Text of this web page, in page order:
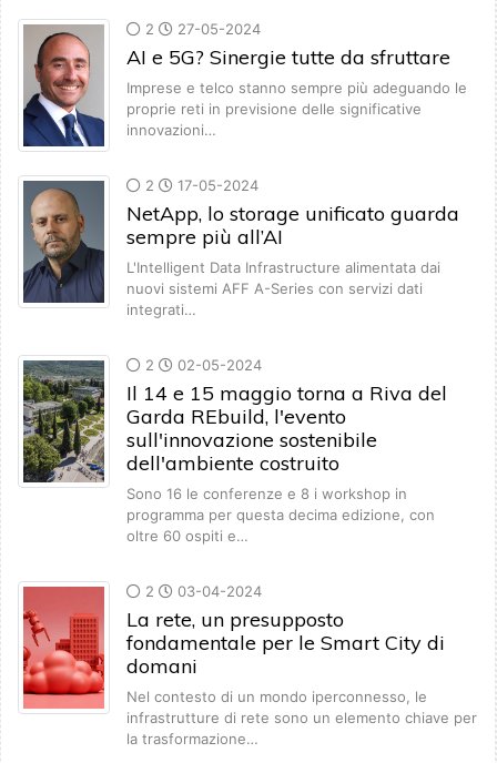
2 27-05-2024
AI e 5G? Sinergie tutte da sfruttare
Imprese e telco stanno sempre più adeguando le
proprie reti in previsione delle significative
innovazioni…
2 17-05-2024
NetApp, lo storage unificato guarda
sempre più all’AI
L'Intelligent Data Infrastructure alimentata dai
nuovi sistemi AFF A-Series con servizi dati
integrati…
2 02-05-2024
Il 14 e 15 maggio torna a Riva del
Garda REbuild, l'evento
sull'innovazione sostenibile
dell'ambiente costruito
Sono 16 le conferenze e 8 i workshop in
programma per questa decima edizione, con
oltre 60 ospiti e…
2 03-04-2024
La rete, un presupposto
fondamentale per le Smart City di
domani
Nel contesto di un mondo iperconnesso, le
infrastrutture di rete sono un elemento chiave per
la trasformazione…